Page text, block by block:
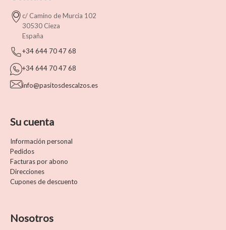
c/ Camino de Murcia 102
30530 Cieza
España
+34 644 70 47 68
+34 644 70 47 68
info@pasitosdescalzos.es
Su cuenta
Información personal
Pedidos
Facturas por abono
Direcciones
Cupones de descuento
Nosotros